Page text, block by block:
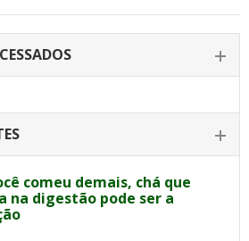
comeu demais, chá que
na digestão pode ser a